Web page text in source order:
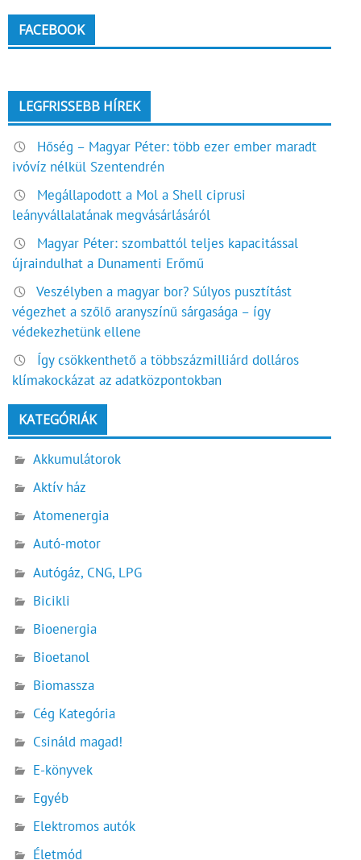
FACEBOOK
LEGFRISSEBB HÍREK
Hőség – Magyar Péter: több ezer ember maradt
ivóvíz nélkül Szentendrén
Megállapodott a Mol a Shell ciprusi
leányvállalatának megvásárlásáról
Magyar Péter: szombattól teljes kapacitással
újraindulhat a Dunamenti Erőmű
Veszélyben a magyar bor? Súlyos pusztítást
végezhet a szőlő aranyszínű sárgasága – így
védekezhetünk ellene
Így csökkenthető a többszázmilliárd dolláros
klímakockázat az adatközpontokban
KATEGÓRIÁK
Akkumulátorok
Aktív ház
Atomenergia
Autó-motor
Autógáz, CNG, LPG
Bicikli
Bioenergia
Bioetanol
Biomassza
Cég Kategória
Csináld magad!
E-könyvek
Egyéb
Elektromos autók
Életmód